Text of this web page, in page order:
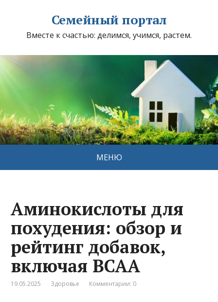
Семейный портал
Вместе к счастью: делимся, учимся, растем.
МЕНЮ
Аминокислоты для
похудения: обзор и
рейтинг добавок,
включая ВСАА
19.05.2025 Здоровье Комментарии: 0